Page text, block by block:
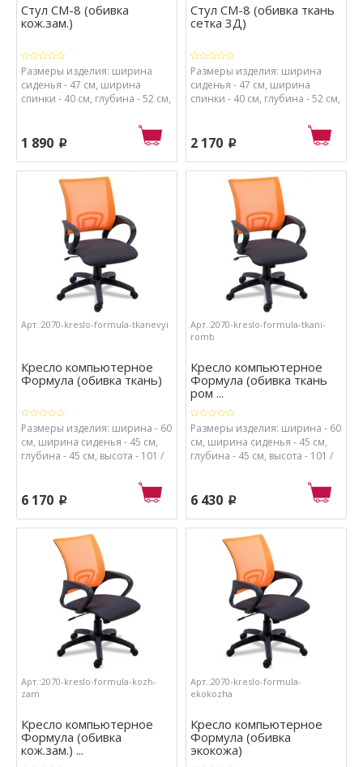
Стул СМ-8 (обивка
кож.зам.)
Размеры изделия: ширина
сиденья - 47 см, ширина
спинки - 40 см, глубина - 52 см,
до сиденья - 48 см. Материалы:
каркас - металл с порошковым
набивка сиденья - фанера и
пенополиуретан.
1 890 p
Стул СМ-8 (обивка ткань
сетка 3Д)
Размеры изделия: ширина
сиденья - 47 см, ширина
спинки - 40 см, глубина - 52 см,
до сиденья - 48 см. Материалы:
каркас - металл с порошковым
набивка сиденья - фанера и
пенополиуретан.
2 170 p
Арт.:2070-kreslo-formula-tkanevyi
Кресло компьютерное
Формула (обивка ткань)
Размеры изделия: ширина - 60
см, ширина сиденья - 45 см,
глубина - 45 см, высота - 101 /
Материалы: каркас - металл и
сиденья - ткань, набивка
сиденья - поролон высокой
плотности.
6 170 p
Арт.:2070-kreslo-formula-tkani-
romb
Кресло компьютерное
Формула (обивка ткань
ром ...
Размеры изделия: ширина - 60
см, ширина сиденья - 45 см,
глубина - 45 см, высота - 101 /
Материалы: каркас - металл и
сиденья - ткань, набивка
сиденья - поролон высокой
плотности.
6 430 p
Арт.:2070-kreslo-formula-kozh-
zam
Кресло компьютерное
Формула (обивка
кож.зам.) ...
Арт.:2070-kreslo-formula-
ekokozha
Кресло компьютерное
Формула (обивка
экокожа)